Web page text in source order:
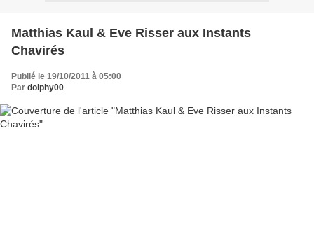
Matthias Kaul & Eve Risser aux Instants
Chavirés
Publié le 19/10/2011 à 05:00
Par dolphy00